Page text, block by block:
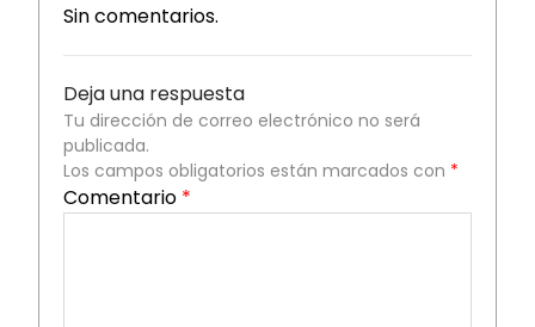
Sin comentarios.
Deja una respuesta
Tu dirección de correo electrónico no será
publicada.
Los campos obligatorios están marcados con *
Comentario *